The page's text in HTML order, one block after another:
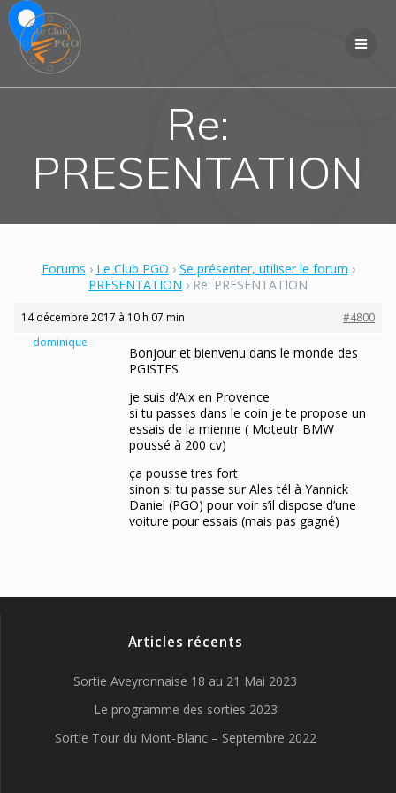
Re:
PRESENTATION
Forums › Le Club PGO › Se présenter, utiliser le forum ›
PRESENTATION › Re: PRESENTATION
14 décembre 2017 à 10 h 07 min
#4800
dominique
Bonjour et bienvenu dans le monde des
PGISTES
je suis d’Aix en Provence
si tu passes dans le coin je te propose un
essais de la mienne ( Moteutr BMW
poussé à 200 cv)
ça pousse tres fort
sinon si tu passe sur Ales tél à Yannick
Daniel (PGO) pour voir s’il dispose d’une
voiture pour essais (mais pas gagné)
Articles récents
Sortie Aveyronnaise 18 au 21 Mai 2023
Le programme des sorties 2023
Sortie Tour du Mont-Blanc – Septembre 2022